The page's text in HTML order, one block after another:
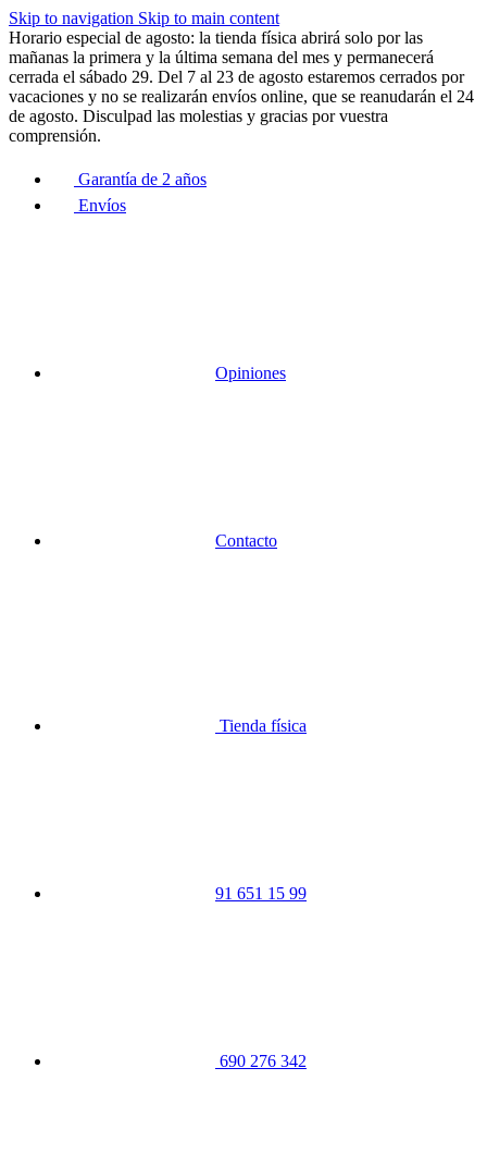
Skip to navigation Skip to main content
Horario especial de agosto: la tienda física abrirá solo por las
mañanas la primera y la última semana del mes y permanecerá
cerrada el sábado 29. Del 7 al 23 de agosto estaremos cerrados por
vacaciones y no se realizarán envíos online, que se reanudarán el 24
de agosto. Disculpad las molestias y gracias por vuestra
comprensión.
Garantía de 2 años
Envíos
Opiniones
Contacto
Tienda física
91 651 15 99
690 276 342